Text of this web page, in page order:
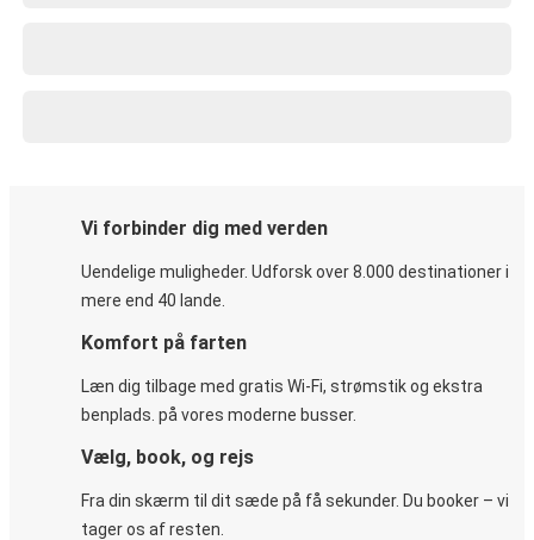
Vi forbinder dig med verden
Uendelige muligheder. Udforsk over 8.000 destinationer i
mere end 40 lande.
Komfort på farten
Læn dig tilbage med gratis Wi-Fi, strømstik og ekstra
benplads. på vores moderne busser.
Vælg, book, og rejs
Fra din skærm til dit sæde på få sekunder. Du booker – vi
tager os af resten.